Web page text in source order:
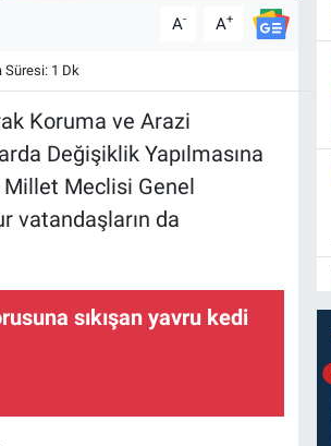
A- A+
Süresi: 1 Dk
Koruma ve Arazi
Değişiklik Yapılmasına
Meclisi Genel
vatandaşların da
sıkışan yavru kedi